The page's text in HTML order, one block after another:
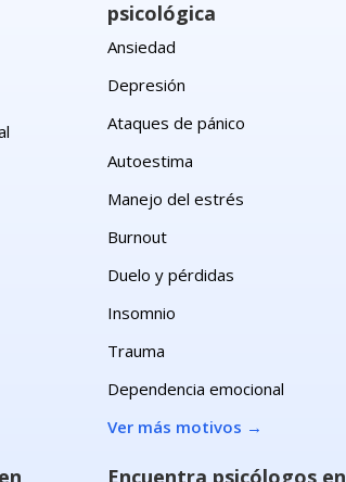
psicológica
Ansiedad
Depresión
Ataques de pánico
Autoestima
Manejo del estrés
Burnout
Duelo y pérdidas
Insomnio
Trauma
Dependencia emocional
Ver más motivos →
Encuentra psicólogos en